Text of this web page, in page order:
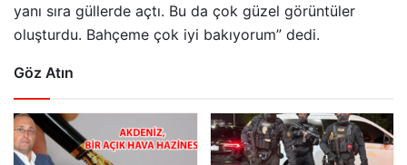
yanı sıra güllerde açtı. Bu da çok güzel görüntüler
oluşturdu. Bahçeme çok iyi bakıyorum” dedi.
Göz Atın